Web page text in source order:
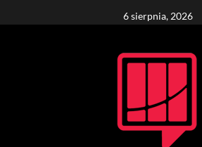
to
6 sierpnia, 2026